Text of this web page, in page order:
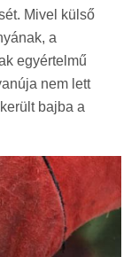
Mivel külső
a
egyértelmű
nem lett
bajba a